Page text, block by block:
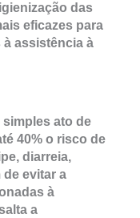
das
eficazes para
assistência à
simples ato de
40% o risco de
diarreia,
evitar a
à
a